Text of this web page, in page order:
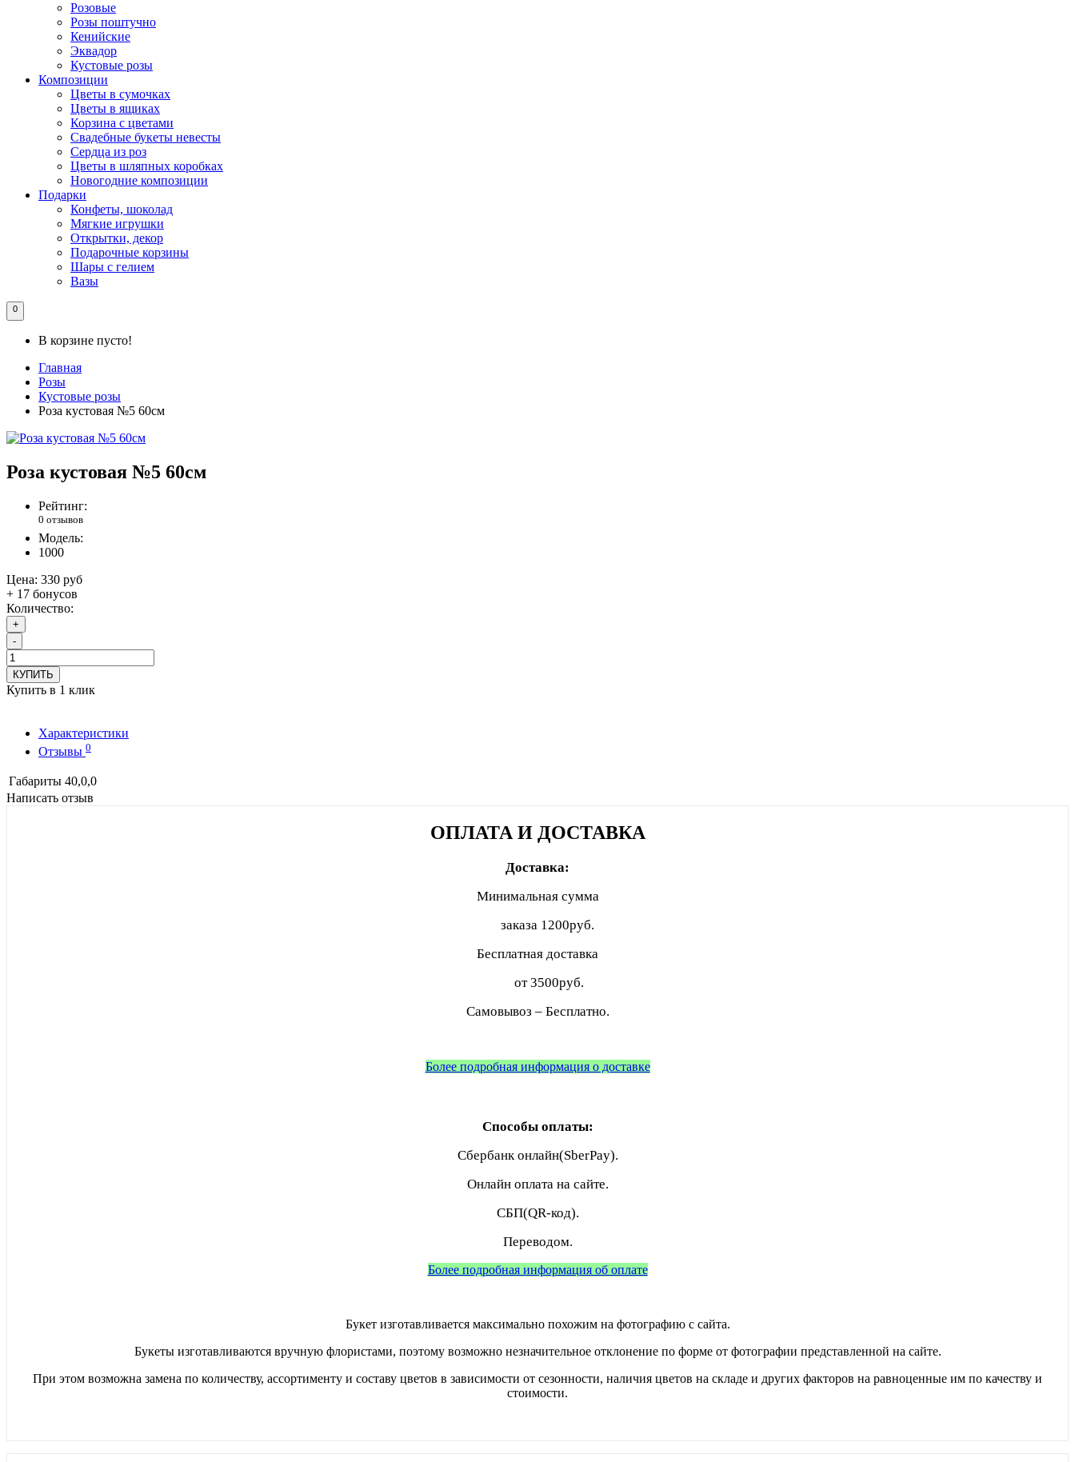
Розовые
Розы поштучно
Кенийские
Эквадор
Кустовые розы
Композиции
Цветы в сумочках
Цветы в ящиках
Корзина с цветами
Свадебные букеты невесты
Сердца из роз
Цветы в шляпных коробках
Новогодние композиции
Подарки
Конфеты, шоколад
Мягкие игрушки
Открытки, декор
Подарочные корзины
Шары с гелием
Вазы
0
В корзине пусто!
Главная
Розы
Кустовые розы
Роза кустовая №5 60см
Роза кустовая №5 60см
Рейтинг:
0 отзывов
Модель:
1000
Цена: 330 руб
+ 17 бонусов
Количество:
+
-
КУПИТЬ
Купить в 1 клик
Характеристики
Отзывы 0
Габариты 40,0,0
Написать отзыв
ОПЛАТА И ДОСТАВКА
Доставка:
Минимальная сумма
заказа 1200руб.
Бесплатная доставка
от 3500руб.
Самовывоз – Бесплатно.
Более подробная информация о доставке
Способы оплаты:
Сбербанк онлайн(SberPay).
Онлайн оплата на сайте.
СБП(QR-код).
Переводом.
Более подробная информация об оплате
Букет изготавливается максимально похожим на фотографию с сайта.
Букеты изготавливаются вручную флористами, поэтому возможно незначительное отклонение по форме от фотографии представленной на сайте.
При этом возможна замена по количеству, ассортименту и составу цветов в зависимости от сезонности, наличия цветов на складе и других факторов на равноценные им по качеству и
стоимости.